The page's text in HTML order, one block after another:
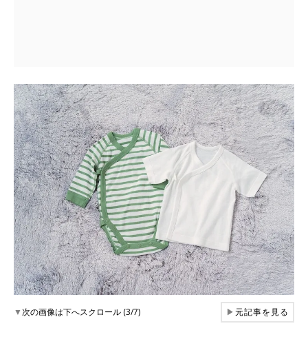
▼次の画像は下へスクロール (3/7) ▶元記事を見る